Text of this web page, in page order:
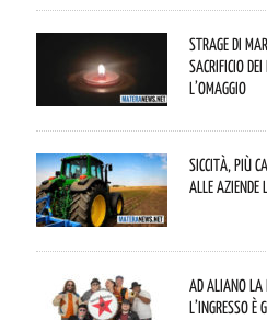
Strage di
sacrificio
l’omaggio
Siccità, più
alle aziende
Ad Aliano la
L’ingresso